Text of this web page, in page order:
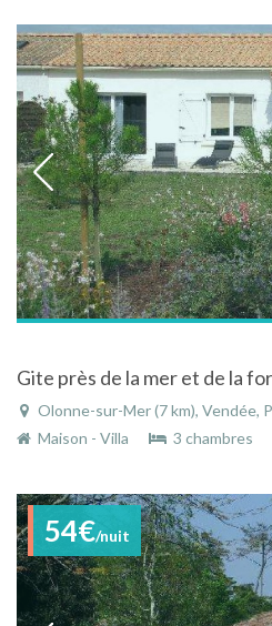
Olonne-sur-Mer (7 km), Vendée,
Maison - Villa
3 chambres
54€/nuit